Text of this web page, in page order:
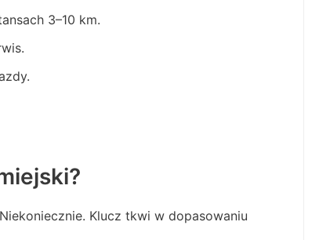
3–10 km.
Klucz tkwi w dopasowaniu